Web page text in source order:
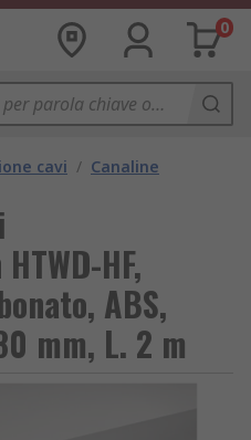
0
cavi / Canaline
HF,
ABS,
mm, L. 2 m